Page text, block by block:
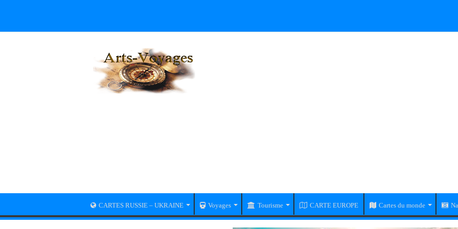
CARTES RUSSIE – UKRAINE Voyages Tourisme CARTE EUROPE Cartes du monde